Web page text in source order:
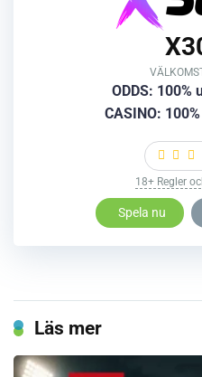
ODDS: 100%
CASINO:
18+ Regler
Spela nu
Läs mer